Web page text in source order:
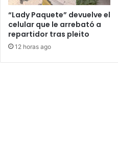
“Lady Paquete” devuelve el
celular que le arrebató a
repartidor tras pleito
12 horas ago